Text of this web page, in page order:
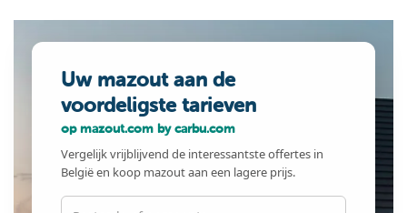
Uw mazout aan de
voordeligste tarieven
op mazout.com by carbu.com
Vergelijk vrijblijvend de interessantste offertes in
België en koop mazout aan een lagere prijs.